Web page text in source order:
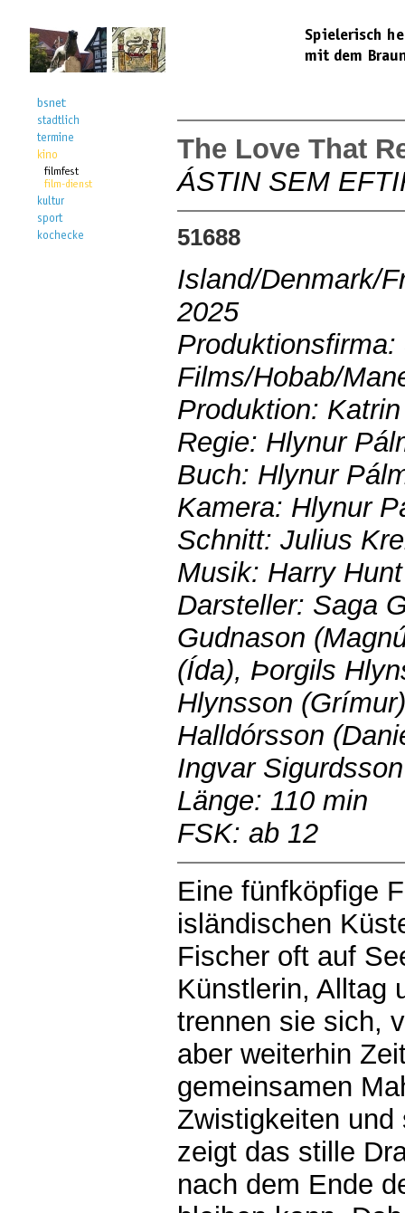
The Love That
ÁSTIN SEM
51688
Island/Denmark/
2025
Films/Hobab/
Produktion:
Regie: Hlynur
Buch: Hlynur
Kamera: Hlynur
Schnitt: Julius
Musik: Harry Hunt
Darsteller: Saga
Gudnason
(Ída), Þorgils
Hlynsson
Halldórsson
Ingvar
Länge: 110 min
FSK: ab 12
Eine fünfköpfige
isländischen
Fischer oft auf
Künstlerin, Alltag
trennen sie sich,
aber weiterhin
gemeinsamen
Zwistigkeiten
zeigt das stille
nach dem Ende